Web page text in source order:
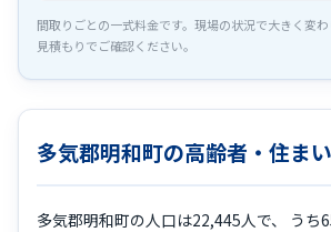
間取りごとの一式料金です。現場の状況で大きく変
見積もりでご確認ください。
多気郡明和町の高齢者・住ま
多気郡明和町の人口は22,445人で、 うち